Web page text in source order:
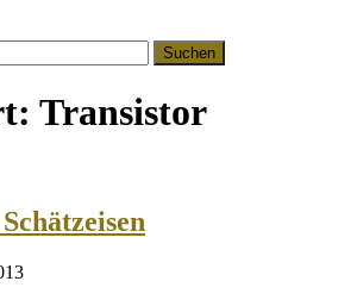
Transistor